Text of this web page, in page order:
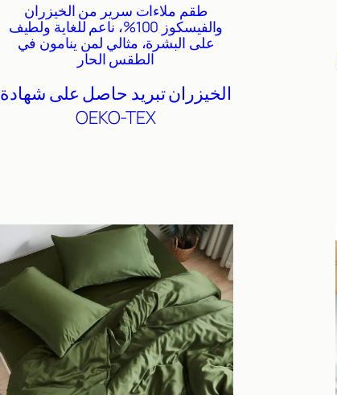
طقم ملاءات سرير من الخيزران
والفيسكوز 100%، ناعم للغاية ولطيف
على البشرة، مثالي لمن ينامون في
الطقس الحار
الخيزرانتبريد حاصل على شهادة
OEKO-TEX